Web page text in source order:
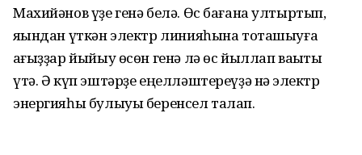
Махийәнов үҙе генә белә. Өс бағана ултыртып,
яҡындан үткән электр линияһына тоташыуға
ҡағыҙҙар йыйыу өсөн генә лә өс йыллап ваҡыты
үтә. Ә күп эштәрҙе еңелләштереүҙә нәҡ электр
энергияһы булыуы беренсел талап.